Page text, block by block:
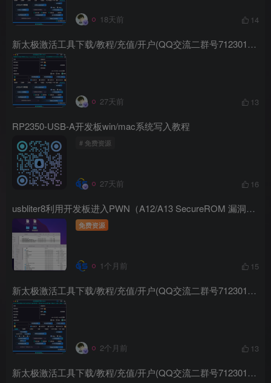
18天前 14
新太极激活工具下载/教程/充值/开户(QQ交流二群号712301491)
27天前 13
RP2350-USB-A开发板win/mac系统写入教程
# 免费资源
27天前 16
usbliter8利用开发板进入PWN（A12/A13 SecureROM 漏洞利用）
免费资源
1个月前 15
新太极激活工具下载/教程/充值/开户(QQ交流二群号712301491)
2个月前 13
新太极激活工具下载/教程/充值/开户(QQ交流二群号712301491)